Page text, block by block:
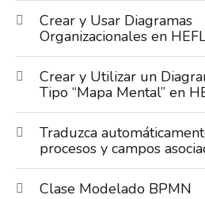
Crear y Usar Diagramas
Organizacionales en
Crear y Utilizar un
Tipo “Mapa Mental” en
Traduzca
procesos y campos
Clase Modelado BPMN